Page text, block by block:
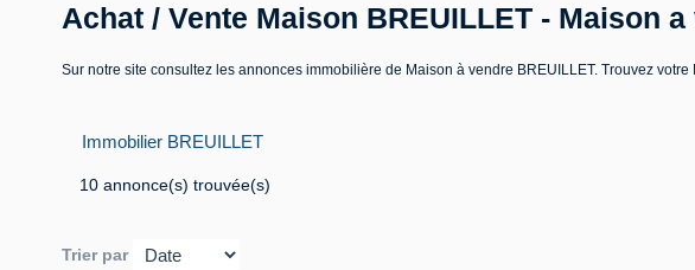
Achat / Vente Maison BREUILLET - Maison
Sur notre site consultez les annonces immobilière de Maison à vendre BREUILLET. Trouvez
Immobilier BREUILLET
10 annonce(s) trouvée(s)
Trier par